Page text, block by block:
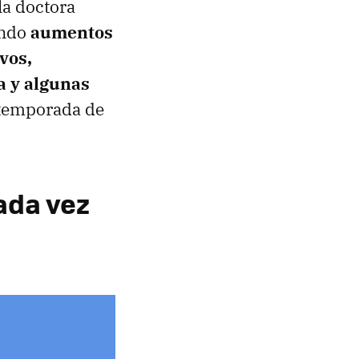
doctora
aumentos
y algunas
de
vez